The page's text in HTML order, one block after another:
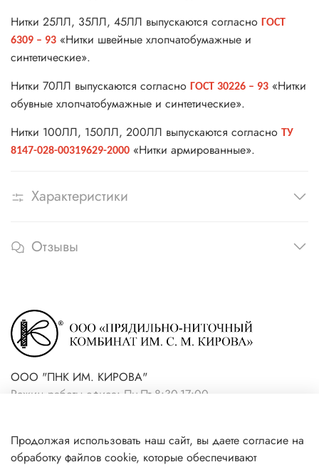
Нитки 25ЛЛ, 35ЛЛ, 45ЛЛ выпускаются согласно ГОСТ
6309 – 93 «Нитки швейные хлопчатобумажные и
синтетические».
Нитки 70ЛЛ выпускаются согласно ГОСТ 30226 – 93 «Нитки
обувные хлопчатобумажные и синтетические».
Нитки 100ЛЛ, 150ЛЛ, 200ЛЛ выпускаются согласно ТУ
8147-028-00319629-2000 «Нитки армированные».
Характеристики
Отзывы
ООО "ПНК ИМ. КИРОВА"
Режим работы офиса: Пн-Пт 8:30-17:00
магазин)
Продолжая использовать наш сайт, вы даете согласие на
обработку файлов cookie, которые обеспечивают